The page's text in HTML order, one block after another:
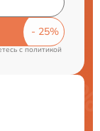
cполитикой